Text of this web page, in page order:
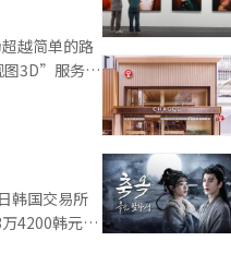
炭为主的
这被视为在全
半导体和散
场的扩大，
盲目的外部
的国际航班
无薪休假申
航班取消而
洲航线燃油
快速上涨正
现放缓。 不
旅游目的地和
越简单的路
主要区域的
此后，随着
首尔
年与首
4200韩元。